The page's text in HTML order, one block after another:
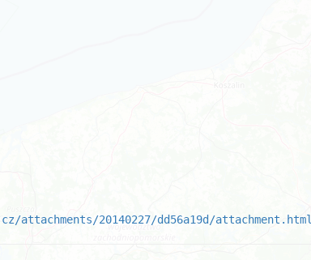
20140227/dd56a19d/attachment.html